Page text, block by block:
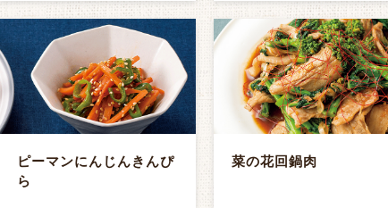
ピーマンにんじんきんぴ
ら
菜の花回鍋肉